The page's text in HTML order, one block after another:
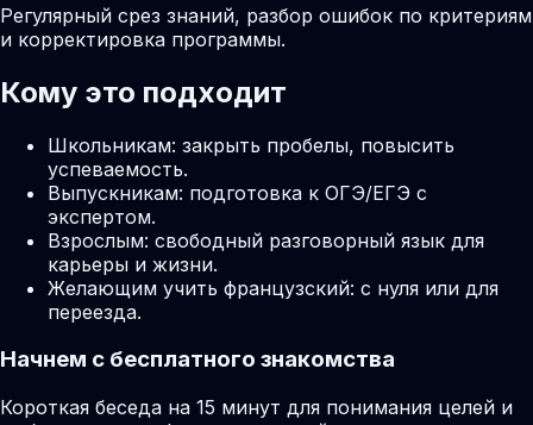
Регулярный срез знаний, разбор ошибок по критериям
и корректировка программы.
Кому это подходит
Школьникам: закрыть пробелы, повысить
успеваемость.
Выпускникам: подготовка к ОГЭ/ЕГЭ с
экспертом.
Взрослым: свободный разговорный язык для
карьеры и жизни.
Желающим учить французский: с нуля или для
переезда.
Начнем с бесплатного знакомства
Короткая беседа на 15 минут для понимания целей и